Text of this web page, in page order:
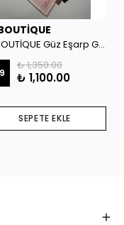
LA BOUTİQUE Güz Eşarp GYSE130804
₺ 1,350.00
₺ 1,100.00
SEPETE EKLE